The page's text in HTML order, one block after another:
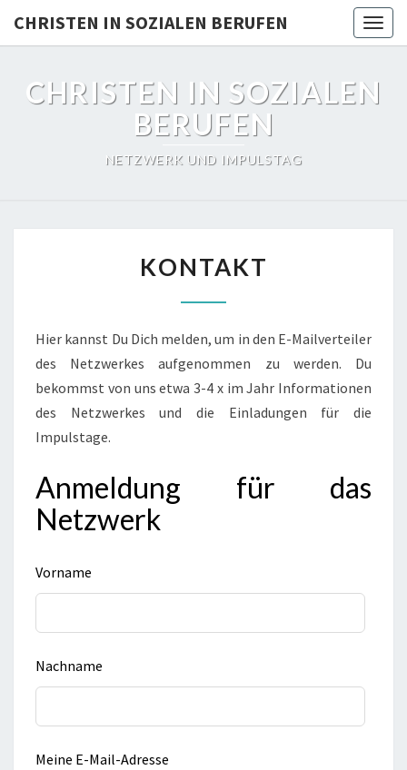
content
CHRISTEN IN SOZIALEN BERUFEN
CHRISTEN IN SOZIALEN
BERUFEN
NETZWERK UND IMPULSTAG
KONTAKT
Hier kannst Du Dich melden, um in den E-Mailverteiler
des Netzwerkes aufgenommen zu werden. Du
bekommst von uns etwa 3-4 x im Jahr Informationen
des Netzwerkes und die Einladungen für die
Impulstage.
Anmeldung für das
Netzwerk
Spamschutz,
überspringen
Vorname
Nachname
Meine E-Mail-Adresse